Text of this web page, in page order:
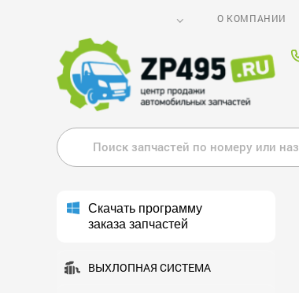
О КОМПАНИИ
Скачать программу
заказа запчастей
ВЫХЛОПНАЯ СИСТЕМА